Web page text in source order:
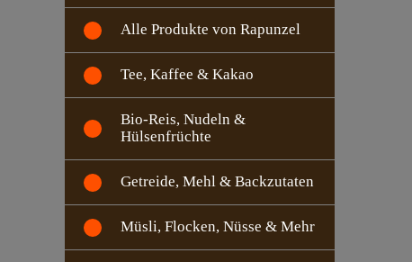
Alle Produkte von Rapunzel
Tee, Kaffee & Kakao
Bio-Reis, Nudeln &
Hülsenfrüchte
Getreide, Mehl & Backzutaten
Müsli, Flocken, Nüsse & Mehr